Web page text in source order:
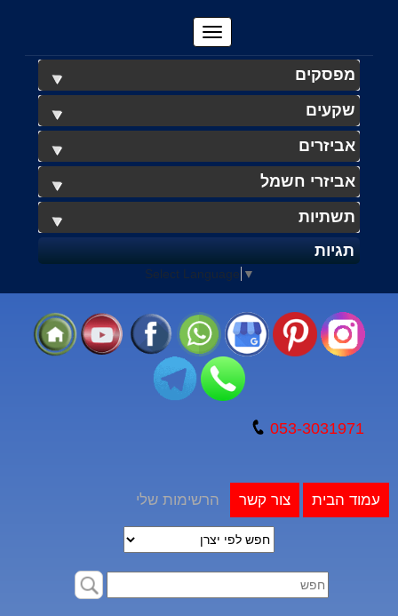
מפסקים
שקעים
אביזרים
אביזרי חשמל
תשתיות
תגיות
Select Language ▼
053-3031971
הרשימות שלי עמוד הבית צור קשר